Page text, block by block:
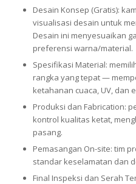
Desain Konsep (Gratis):
visualisasi desain untuk
Desain ini menyesuaikan
preferensi warna/material.
Spesifikasi Material:
rangka yang tepat —
ketahanan cuaca, UV, dan
Produksi dan Fabrication:
kontrol kualitas ketat,
pasang.
Pemasangan On-site: tim
standar keselamatan dan
Final Inspeksi dan Serah